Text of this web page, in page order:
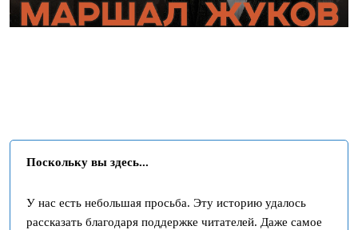
Поскольку вы здесь...
У нас есть небольшая просьба. Эту историю удалось
рассказать благодаря поддержке читателей. Даже самое